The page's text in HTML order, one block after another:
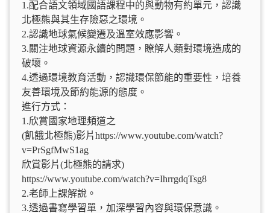
1.配合語文領域國語課程中的與動物有約單元，認識
北極熊與其生存險惡之環境。
2.認識地球氣候變遷及溫室效應影響。
3.關注地球資源永續的問題，瞭解人類對環境造成的
破壞。
4.透過環境教育活動，認識環保節能的重要性，培養
友善環境及節約能源的態度。
進行方式：
1.欣賞國家地理頻道之
(飢餓北極熊)影片https://www.youtube.com/watch?
v=PrSgfMwS1ag
欣賞影片(北極熊的請求)
https://www.youtube.com/watch?v=IhrrgdqTsg8
2.老師上課解說。
3.透過書寫學習單，加深學習內容與環保意識。